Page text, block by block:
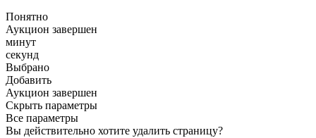
Понятно
Аукцион завершен
минут
секунд
Выбрано
Добавить
Аукцион завершен
Скрыть параметры
Все параметры
Вы действительно хотите удалить страницу?